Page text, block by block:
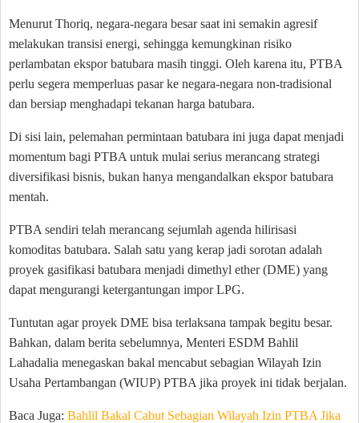
Menurut Thoriq, negara-negara besar saat ini semakin agresif
melakukan transisi energi, sehingga kemungkinan risiko
perlambatan ekspor batubara masih tinggi. Oleh karena itu, PTBA
perlu segera memperluas pasar ke negara-negara non-tradisional
dan bersiap menghadapi tekanan harga batubara.
Di sisi lain, pelemahan permintaan batubara ini juga dapat menjadi
momentum bagi PTBA untuk mulai serius merancang strategi
diversifikasi bisnis, bukan hanya mengandalkan ekspor batubara
mentah.
PTBA sendiri telah merancang sejumlah agenda hilirisasi
komoditas batubara. Salah satu yang kerap jadi sorotan adalah
proyek gasifikasi batubara menjadi dimethyl ether (DME) yang
dapat mengurangi ketergantungan impor LPG.
Tuntutan agar proyek DME bisa terlaksana tampak begitu besar.
Bahkan, dalam berita sebelumnya, Menteri ESDM Bahlil
Lahadalia menegaskan bakal mencabut sebagian Wilayah Izin
Usaha Pertambangan (WIUP) PTBA jika proyek ini tidak berjalan.
Baca Juga: Bahlil Bakal Cabut Sebagian Wilayah Izin PTBA Jika